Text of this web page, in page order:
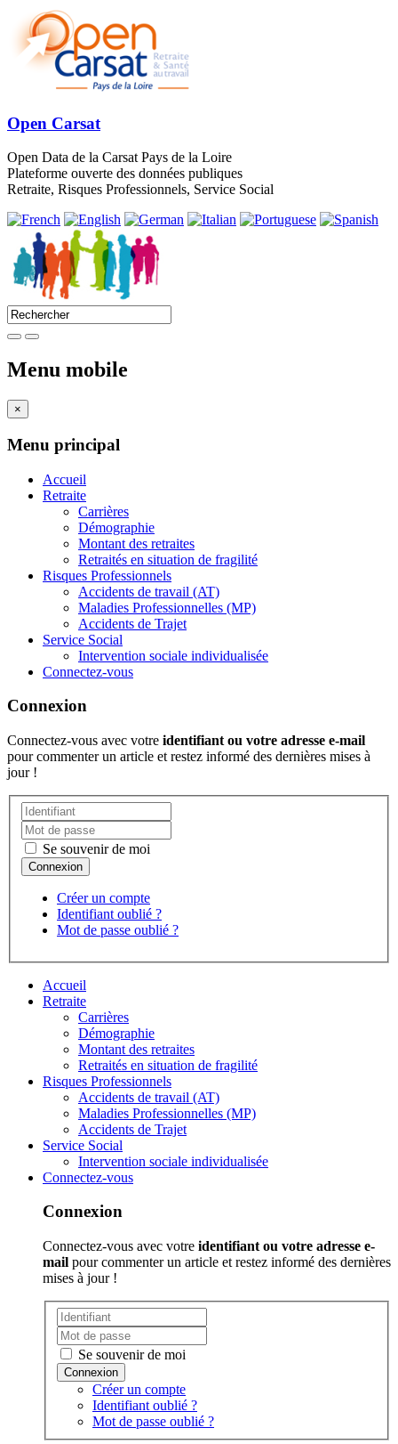
Open Carsat
Open Data de la Carsat Pays de la Loire
Plateforme ouverte des données publiques
Retraite, Risques Professionnels, Service Social
Menu mobile
×
Menu principal
Accueil
Retraite
Carrières
Démographie
Montant des retraites
Retraités en situation de fragilité
Risques Professionnels
Accidents de travail (AT)
Maladies Professionnelles (MP)
Accidents de Trajet
Service Social
Intervention sociale individualisée
Connectez-vous
Connexion
Connectez-vous avec votre identifiant ou votre adresse e-mail
pour commenter un article et restez informé des dernières mises à
jour !
Se souvenir de moi
Créer un compte
Identifiant oublié ?
Mot de passe oublié ?
Accueil
Retraite
Carrières
Démographie
Montant des retraites
Retraités en situation de fragilité
Risques Professionnels
Accidents de travail (AT)
Maladies Professionnelles (MP)
Accidents de Trajet
Service Social
Intervention sociale individualisée
Connectez-vous
Connexion
Connectez-vous avec votre identifiant ou votre adresse e-
mail pour commenter un article et restez informé des dernières
mises à jour !
Se souvenir de moi
Créer un compte
Identifiant oublié ?
Mot de passe oublié ?